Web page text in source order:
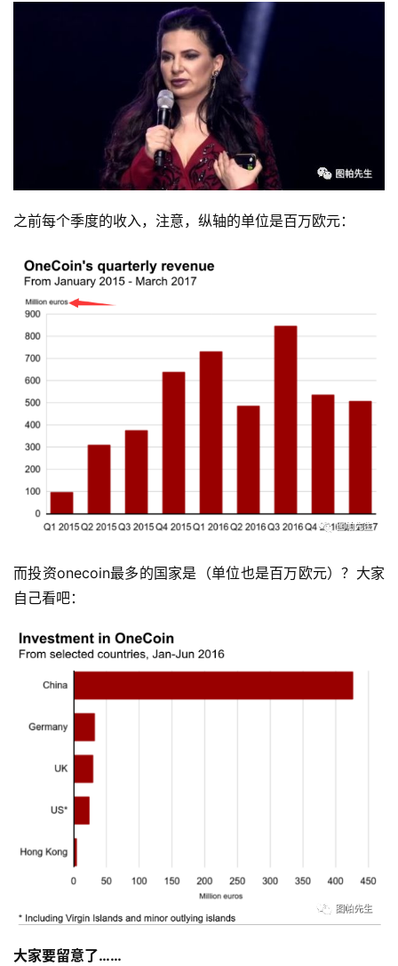
首
页
营
战
分
案
操
C
u
之前每个季度的收入，注意，纵轴的单位是百万欧元：
而投资onecoin最多的国家是（单位也是百万欧元）？大家
自己看吧：
大家要留意了……